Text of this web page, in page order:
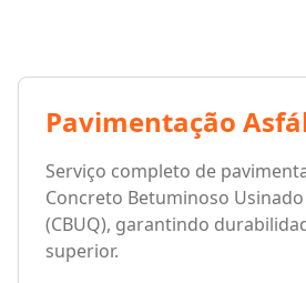
Pavimentação
Serviço completo de
Concreto Betuminoso
(CBUQ), garantindo
superior.